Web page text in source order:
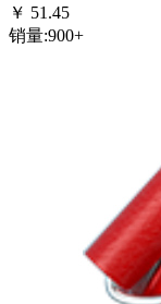
￥ 51.45
销量:900+